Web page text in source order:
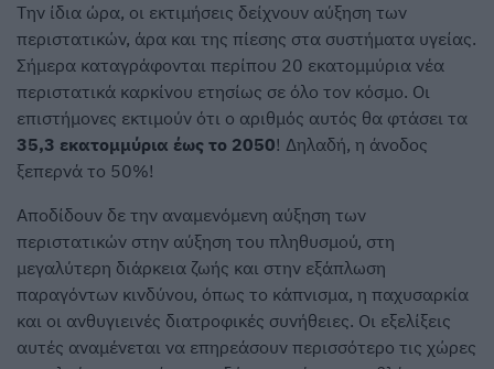
Την ίδια ώρα, οι εκτιμήσεις δείχνουν αύξηση των
περιστατικών, άρα και της πίεσης στα συστήματα υγείας.
Σήμερα καταγράφονται περίπου 20 εκατομμύρια νέα
περιστατικά καρκίνου ετησίως σε όλο τον κόσμο. Οι
επιστήμονες εκτιμούν ότι ο αριθμός αυτός θα φτάσει τα
35,3 εκατομμύρια έως το 2050! Δηλαδή, η άνοδος
ξεπερνά το 50%!
Αποδίδουν δε την αναμενόμενη αύξηση των
περιστατικών στην αύξηση του πληθυσμού, στη
μεγαλύτερη διάρκεια ζωής και στην εξάπλωση
παραγόντων κινδύνου, όπως το κάπνισμα, η παχυσαρκία
και οι ανθυγιεινές διατροφικές συνήθειες. Οι εξελίξεις
αυτές αναμένεται να επηρεάσουν περισσότερο τις χώρες